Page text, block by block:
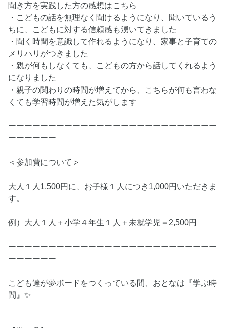
聞き方を実践した方の感想はこちら
・こどもの話を無理なく聞けるようになり、聞いているう
ちに、こどもに対する信頼感も湧いてきました
・聞く時間を意識して作れるようになり、家事と子育ての
メリハリがつきました
・親が何もしなくても、こどもの方から話してくれるよう
になりました
・親子の関わりの時間が増えてから、こちらが何も言わな
くても学習時間が増えた気がします
ーーーーーーーーーーーーーーーーーーーーーーーーーー
ーーーーーー
＜参加費について＞
大人１人1,500円に、お子様１人につき1,000円いただきま
す。
例）大人１人＋小学４年生１人＋未就学児＝2,500円
ーーーーーーーーーーーーーーーーーーーーーーーーーー
ーーーーーー
こども達が夢ボードをつくっている間、おとなは『学ぶ時
間』✨